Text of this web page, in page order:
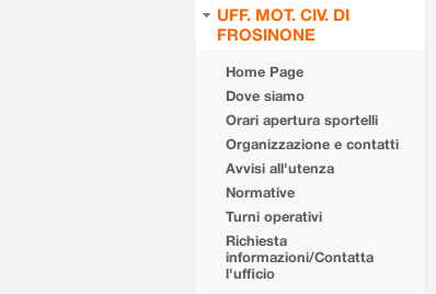
UFF. MOT. CIV. DI
FROSINONE
Home Page
Dove siamo
Orari apertura sportelli
Organizzazione e contatti
Avvisi all'utenza
Normative
Turni operativi
Richiesta
informazioni/Contatta
l'ufficio